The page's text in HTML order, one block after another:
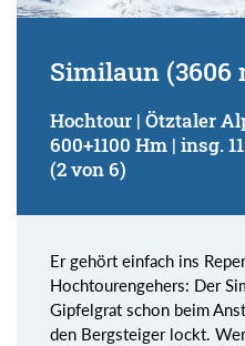
Similaun (3606
Hochtour | Ötztaler
600+1100 Hm | insg.
(2 von 6)
Er gehört einfach ins
Hochtourengehers: Der
Gipfelgrat schon beim
den Bergsteiger lockt.